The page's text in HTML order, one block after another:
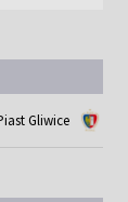
Gliwice